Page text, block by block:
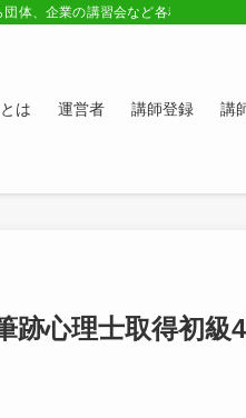
体、企業の講習会など各種講師の
は 運営者 講師登録 講
心理士取得初級4